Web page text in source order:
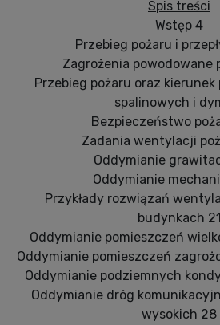
Spis treści
Wstęp 4
Przebieg pożaru i
Zagrożenia powodowane
Przebieg pożaru oraz kierunek
spalinowych i
Bezpieczeństwo
Zadania wentylacji
Oddymianie
Oddymianie
Przykłady rozwiązań
budynkach 21
Oddymianie pomieszczeń
Oddymianie pomieszczeń
Oddymianie podziemnych
Oddymianie dróg
wysokich 28